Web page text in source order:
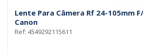
Lente Para Câmera Rf 24-105mm
Canon
Ref: 4549292115611